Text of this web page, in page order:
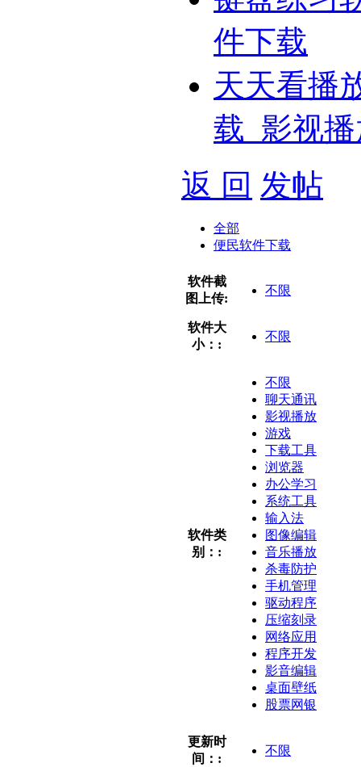
件下载
天天看播
载_影视
返 回 发帖
全部
便民软件下载
软件截
图上传:
不限
软件大
小：:
不限
软件类
别：:
不限
聊天通讯
影视播放
游戏
下载工具
浏览器
办公学习
系统工具
输入法
图像编辑
音乐播放
杀毒防护
手机管理
驱动程序
压缩刻录
网络应用
程序开发
影音编辑
桌面壁纸
股票网银
更新时
间：:
不限